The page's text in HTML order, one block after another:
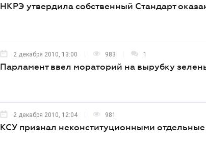
НКРЭ утвердила собственный Стандарт
2 декабря 2010, 13:00 983 1
Парламент ввел мораторий на вырубку
2 декабря 2010, 12:04 981
КСУ признал неконституционными